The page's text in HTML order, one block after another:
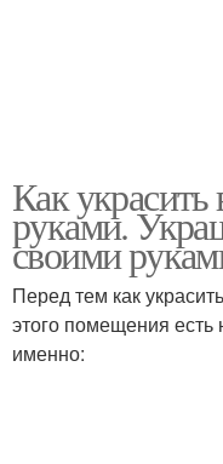
Как
руками.
своими
Перед тем как
этого помещения есть
именно: